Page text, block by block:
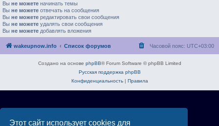
Этот сайт использует cookies для
Вы не можете начинать темы
Вы не можете отвечать на сообщения
Вы не можете редактировать свои сообщения
Вы не можете удалять свои сообщения
Вы не можете добавлять вложения
wakeupnow.info Список форумов Часовой пояс: UTC+03:00
Создано на основе phpBB® Forum Software © phpBB Limited
Русская поддержка phpBB
Конфиденциальность| Правила